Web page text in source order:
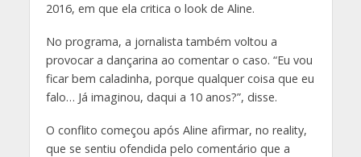
2016, em que ela critica o look de Aline.
No programa, a jornalista também voltou a
provocar a dançarina ao comentar o caso. “Eu vou
ficar bem caladinha, porque qualquer coisa que eu
falo… Já imaginou, daqui a 10 anos?”, disse.
O conflito começou após Aline afirmar, no reality,
que se sentiu ofendida pelo comentário que a